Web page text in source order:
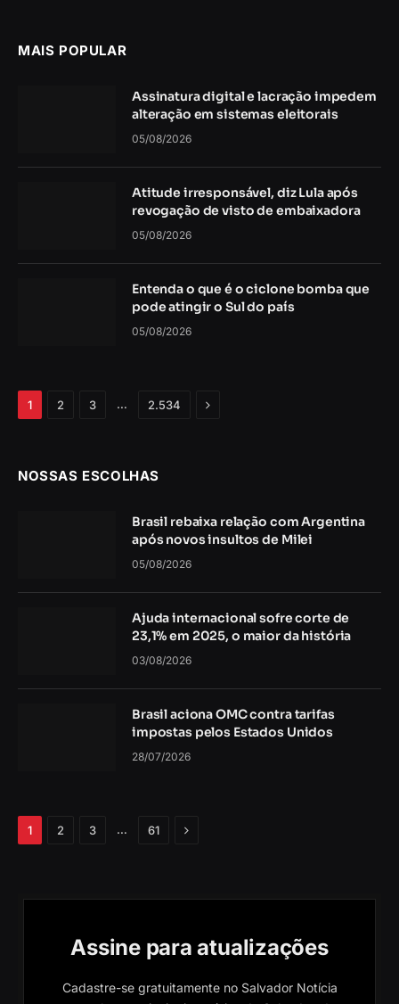
MAIS POPULAR
Assinatura digital e lacração impedem
alteração em sistemas eleitorais
05/08/2026
Atitude irresponsável, diz Lula após
revogação de visto de embaixadora
05/08/2026
Entenda o que é o ciclone bomba que
pode atingir o Sul do país
05/08/2026
1 2 3 … 2.534 Próximo
NOSSAS ESCOLHAS
Brasil rebaixa relação com Argentina
após novos insultos de Milei
05/08/2026
Ajuda internacional sofre corte de
23,1% em 2025, o maior da história
03/08/2026
Brasil aciona OMC contra tarifas
impostas pelos Estados Unidos
28/07/2026
1 2 3 … 61 Próximo
Assine para atualizações
Cadastre-se gratuitamente no Salvador Notícia